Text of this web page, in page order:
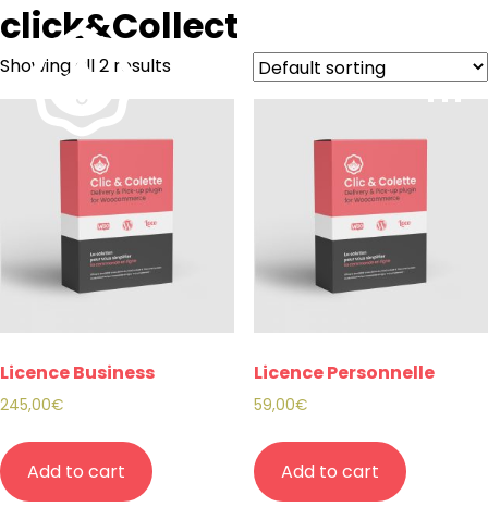
click&Collect
Showing all 2 results
Licence Business
245,00€
Add to cart
Licence Personnelle
59,00€
Add to cart